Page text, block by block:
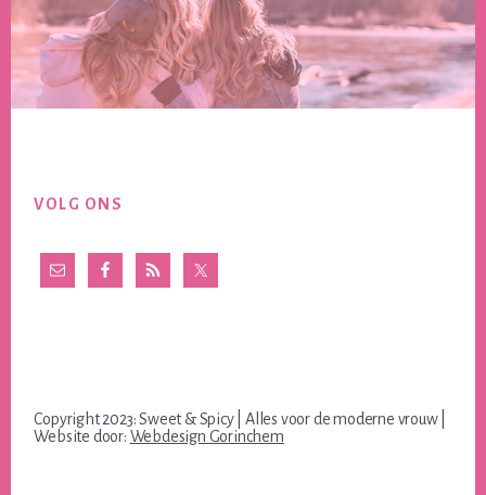
VOLG ONS
Copyright 2023: Sweet & Spicy | Alles voor de moderne vrouw |
Website door: Webdesign Gorinchem